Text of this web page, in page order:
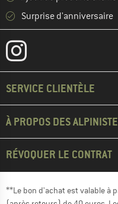
Surprise d'anniversaire
SERVICE CLIENTÈLE
À PROPOS DES
RÉVOQUER LE CONTRAT
**Le bon d'achat est valable à